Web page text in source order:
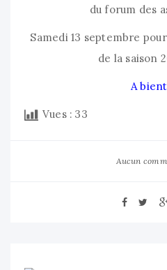
du forum des
Samedi 13 septembre
de la saison
A
Vues : 33
Aucun